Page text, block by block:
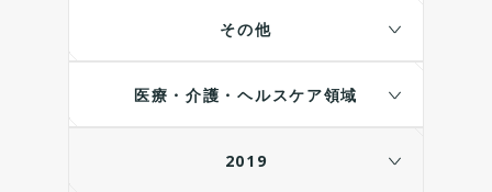
その他
医療・介護・ヘルスケア領域
2019